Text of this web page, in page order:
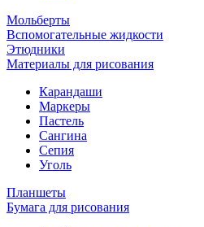
Мольберты
Вспомогательные жидкости
Этюдники
Материалы для рисования
Карандаши
Маркеры
Пастель
Сангина
Сепия
Уголь
Планшеты
Бумага для рисования